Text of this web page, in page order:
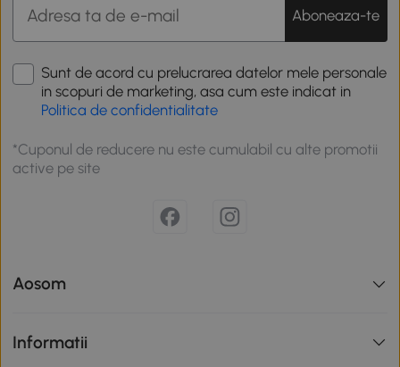
Aboneaza-te
Sunt de acord cu prelucrarea datelor mele personale
in scopuri de marketing, asa cum este indicat in
Politica de confidentialitate
*Cuponul de reducere nu este cumulabil cu alte promotii
active pe site
Aosom
Informatii